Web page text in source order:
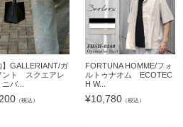
】GALLERIANT/ガ
ント スクエアレ
バ...
（税込）
FORTUNA HOMME/フォ
ルトゥナオム ECOTEC
H W...
¥10,780（税込）